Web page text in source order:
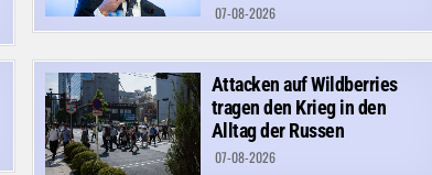
07-08-2026
Attacken auf Wildberries
tragen den Krieg in den
Alltag der Russen
07-08-2026